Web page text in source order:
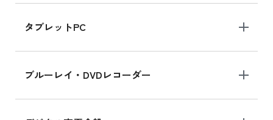
タブレットPC
ブルーレイ・DVDレコーダー
iPad mini 8.3インチ の新品買取価格
iPhone 16 シリーズ
iPhone 16 の新品買取価格